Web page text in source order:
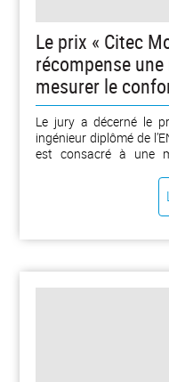
Le prix « Citec
récompense
mesurer le
Le jury a décerné le
ingénieur diplômé de
est consacré à une